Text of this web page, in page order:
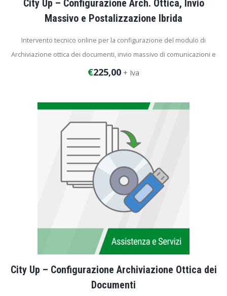
City Up – Configurazione Arch. Ottica, Invio
Massivo e Postalizzazione Ibrida
Intervento tecnico online per la configurazione del modulo di
Archiviazione ottica dei documenti, invio massivo di comunicazioni e
postalizzazione ibrida.
€225,00 + Iva
City Up – Configurazione Archiviazione Ottica dei
Documenti